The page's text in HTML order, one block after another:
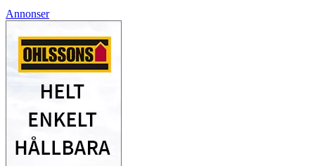
Annonser